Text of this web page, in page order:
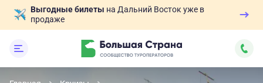
Выгодные билеты на Дальний Восток уже в
продаже